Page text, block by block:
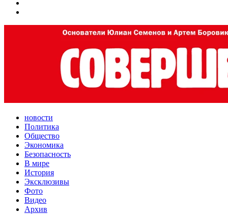
новости
Политика
Общество
Экономика
Безопасность
В мире
История
Эксклюзивы
Фото
Видео
Архив